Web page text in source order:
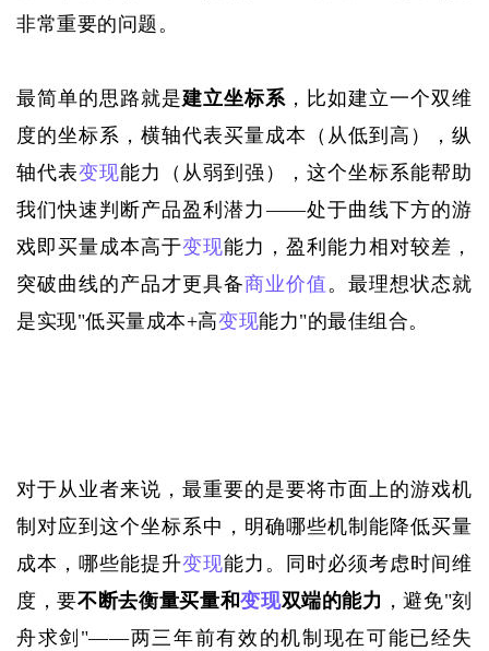
非常重要的问题。
最简单的思路就是建立坐标系 ，比如建立一个双维
度的坐标系，横轴代表买量成本（从低到高），纵
轴代表变现能力（从弱到强），这个坐标系能帮助
我们快速判断产品盈利潜力——处于曲线下方的游
戏即买量成本高于变现能力，盈利能力相对较差，
突破曲线的产品才更具备商业价值。最理想状态就
是实现"低买量成本+高变现能力"的最佳组合。
对于从业者来说，最重要的是要将市面上的游戏机
制对应到这个坐标系中，明确哪些机制能降低买量
成本，哪些能提升变现能力。同时必须考虑时间维
度，要不断去衡量买量和变现双端的能力 ，避免"刻
舟求剑"——两三年前有效的机制现在可能已经失